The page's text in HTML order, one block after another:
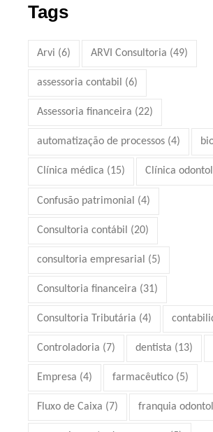
Tags
Arvi (6) ARVI Consultoria (49)
assessoria contabil (6)
Assessoria financeira (22)
automatização de processos (4)
Clínica médica (15) Clínica
Confusão patrimonial (4)
Consultoria contábil (20)
consultoria empresarial (5)
Consultoria financeira (31)
Consultoria Tributária (4)
Controladoria (7) dentista (13)
Empresa (4) farmacêutico (5)
Fluxo de Caixa (7) franquia